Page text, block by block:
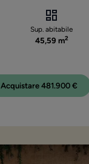
Sup. abitabile
45,59 m2
Acquistare 481.900 €